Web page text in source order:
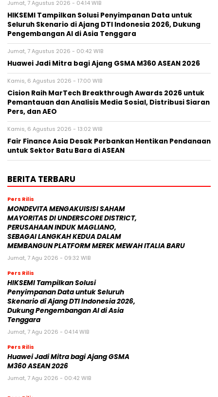
Jumat, 7 Agustus 2026 - 04:14 WIB
HIKSEMI Tampilkan Solusi Penyimpanan Data untuk
Seluruh Skenario di Ajang DTI Indonesia 2026, Dukung
Pengembangan AI di Asia Tenggara
Jumat, 7 Agustus 2026 - 00:42 WIB
Huawei Jadi Mitra bagi Ajang GSMA M360 ASEAN 2026
Kamis, 6 Agustus 2026 - 17:00 WIB
Cision Raih MarTech Breakthrough Awards 2026 untuk
Pemantauan dan Analisis Media Sosial, Distribusi Siaran
Pers, dan AEO
Kamis, 6 Agustus 2026 - 13:02 WIB
Fair Finance Asia Desak Perbankan Hentikan Pendanaan
untuk Sektor Batu Bara di ASEAN
BERITA TERBARU
Pers Rilis
MONDEVITA MENGAKUISISI SAHAM
MAYORITAS DI UNDERSCORE DISTRICT,
PERUSAHAAN INDUK MAGLIANO,
SEBAGAI LANGKAH KEDUA DALAM
MEMBANGUN PLATFORM MEREK MEWAH ITALIA BARU
Jumat, 7 Agu 2026 - 09:32 WIB
Pers Rilis
HIKSEMI Tampilkan Solusi
Penyimpanan Data untuk Seluruh
Skenario di Ajang DTI Indonesia 2026,
Dukung Pengembangan AI di Asia
Tenggara
Jumat, 7 Agu 2026 - 04:14 WIB
Pers Rilis
Huawei Jadi Mitra bagi Ajang GSMA
M360 ASEAN 2026
Jumat, 7 Agu 2026 - 00:42 WIB